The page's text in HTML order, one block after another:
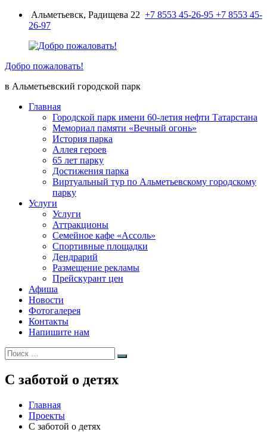
ПерейтиАльметьевск, Радищева 22 +7 8553 45-26-95 +7 8553 45-
26-97
Добро пожаловать!
в Альметьевский городской парк
Главная
Городской парк имени 60-летия нефти Татарстана
Мемориал памяти «Вечный огонь»
История парка
Аллея героев
65 лет парку
Достижения парка
Виртуальный тур по Альметьевскому городскому
парку
Услуги
Услуги
Аттракционы
Семейное кафе «Ассоль»
Спортивные площадки
Дендрарий
Размещение рекламы
Прейскурант цен
Афиша
Новости
Фотогалерея
Контакты
Напишите нам
Искать:
Поиск
С заботой о детях
Главная
Проекты
С заботой о детях